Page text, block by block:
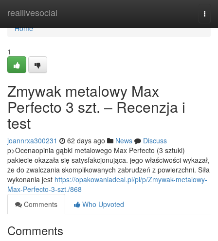
reallivesocial
Home
Home
1
Zmywak metalowy Max
Perfecto 3 szt. – Recenzja i
test
joannrxa300231 62 days ago News
Discuss
p>Ocenaopinia gąbki metalowego Max Perfecto (3 sztuki)
pakiecie okazała się satysfakcjonująca. jego właściwości wykazał,
że do zwalczania skomplikowanych zabrudzeń z powierzchni. Siła
wykonania jest https://opakowaniadeal.pl/pl/p/Zmywak-metalowy-
Max-Perfecto-3-szt./868
Comments
Who Upvoted
Comments